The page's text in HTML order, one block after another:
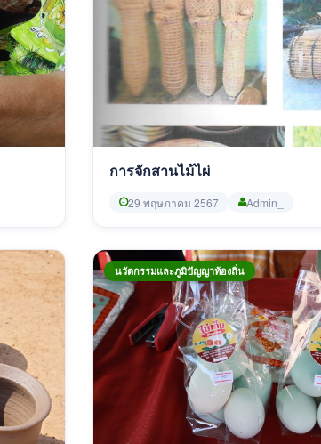
การจักสานไม้ไผ่
29 พฤษภาคม 2567 Admin_
นวัตกรรมและภูมิปัญญาท้องถิ่น